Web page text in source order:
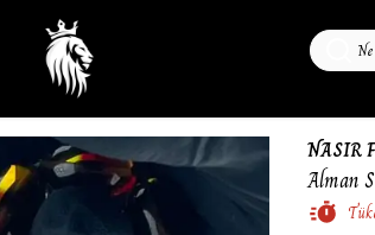
NASIR
Alman